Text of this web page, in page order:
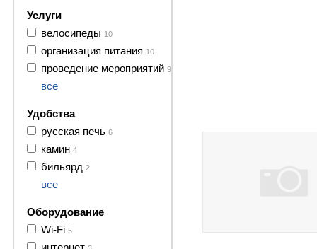
Услуги
велосипеды 10
организация питания 10
проведение мероприятий 9
все
Удобства
русская печь 6
камин 4
бильярд 2
все
Оборудование
Wi-Fi 5